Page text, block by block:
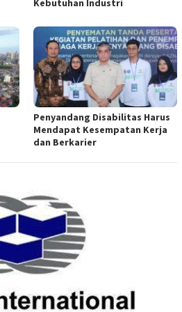
Kebutuhan Industri
Penyandang Disabilitas Harus
Mendapat Kesempatan Kerja
dan Berkarier